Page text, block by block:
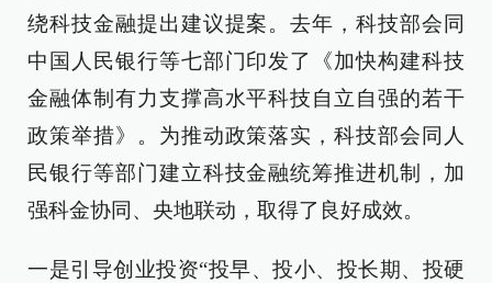
绕科技金融提出建议提案。去年，科技部会同
中国人民银行等七部门印发了《加快构建科技
金融体制有力支撑高水平科技自立自强的若干
政策举措》。为推动政策落实，科技部会同人
民银行等部门建立科技金融统筹推进机制，加
强科金协同、央地联动，取得了良好成效。
一是引导创业投资“投早、投小、投长期、投硬